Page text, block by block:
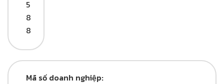
5
8
8
Mã số doanh nghiệp: